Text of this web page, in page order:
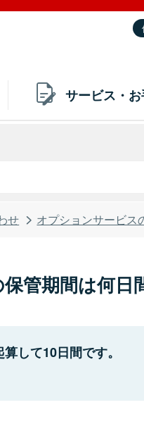
サービス・お
せ オプションサービス
管期間は何日
して10日間です。